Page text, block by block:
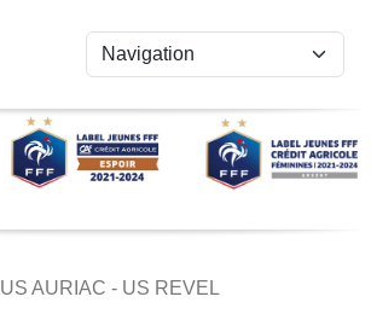
US AURIAC - US REVEL